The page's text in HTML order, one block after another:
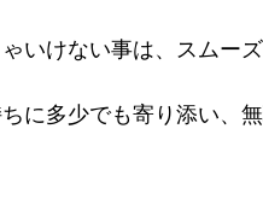
いけない事は、スムー
に多少でも寄り添い、